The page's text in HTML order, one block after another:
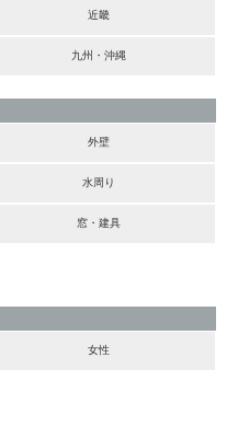
近畿
九州・沖縄
外壁
水周り
窓・建具
女性